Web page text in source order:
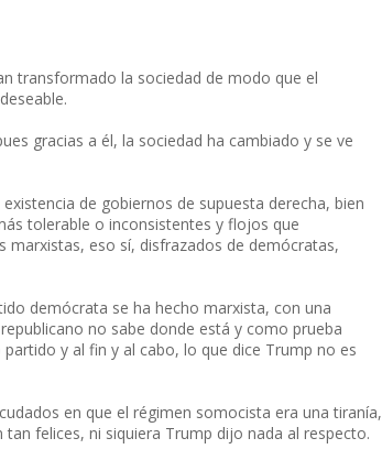
transformado la sociedad de modo que el
gracias a él, la sociedad ha cambiado y se ve
de gobiernos de supuesta derecha, bien
tolerable o inconsistentes y flojos que
marxistas, eso sí, disfrazados de demócratas,
demócrata se ha hecho marxista, con una
no sabe donde está y como prueba
y al fin y al cabo, lo que dice Trump no es
en que el régimen somocista era una tiranía,
felices, ni siquiera Trump dijo nada al respecto.